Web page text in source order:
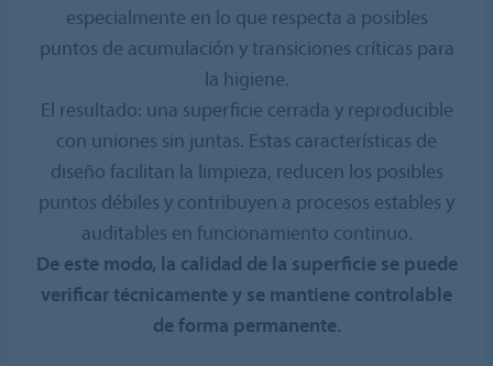
especialmente en lo que respecta a posibles
puntos de acumulación y transiciones críticas para
la higiene.
El resultado: una superficie cerrada y reproducible
con uniones sin juntas. Estas características de
diseño facilitan la limpieza, reducen los posibles
puntos débiles y contribuyen a procesos estables y
auditables en funcionamiento continuo.
De este modo, la calidad de la superficie se puede
verificar técnicamente y se mantiene controlable
de forma permanente.